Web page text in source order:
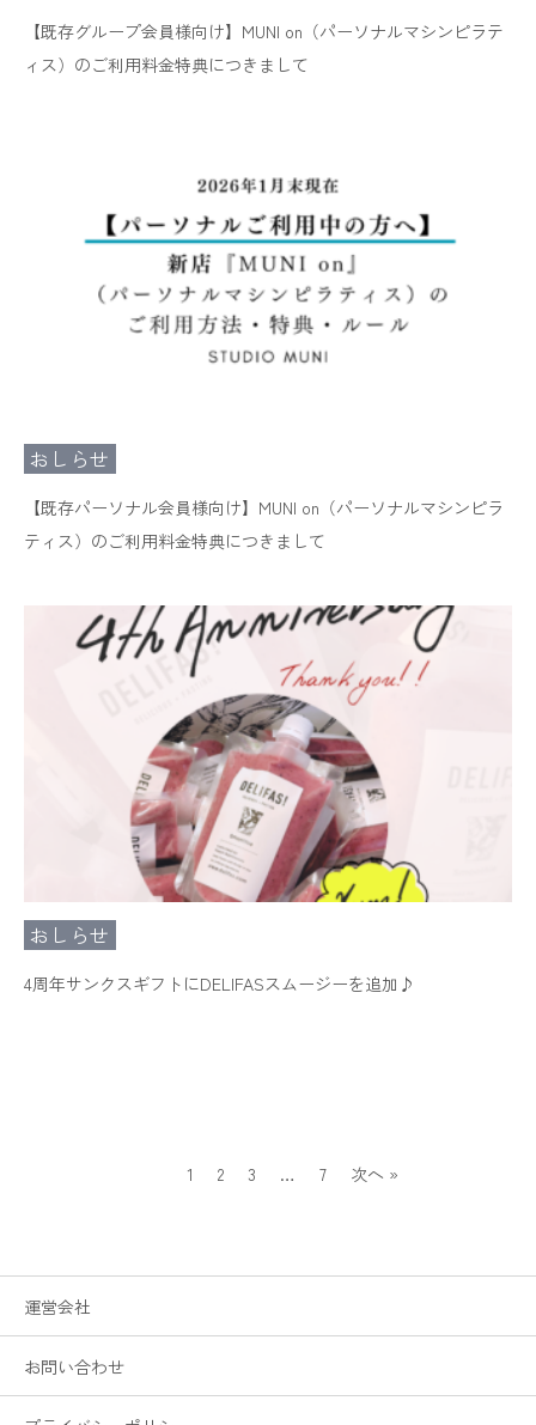
【既存グループ会員様向け】MUNI on（パーソナルマシンピラテ
ィス）のご利用料金特典につきまして
おしらせ
【既存パーソナル会員様向け】MUNI on（パーソナルマシンピラ
ティス）のご利用料金特典につきまして
おしらせ
4周年サンクスギフトにDELIFASスムージーを追加♪
1 2 3 … 7 次へ »
運営会社
お問い合わせ